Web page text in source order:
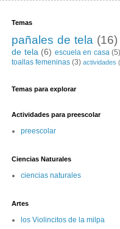
Temas
pañales de tela (16)
de tela (6) escuela en casa (5)
toallas femeninas (3) actividades
Temas para explorar
Actividades para preescolar
preescolar
Ciencias Naturales
ciencias naturales
Artes
los Violincitos de la milpa